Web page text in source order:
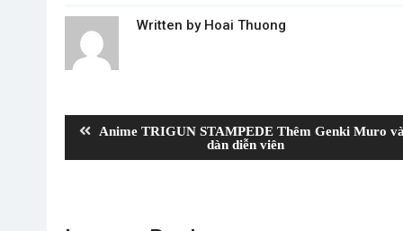
Written by Hoai Thuong
Previous
Anime TRIGUN STAMPEDE Thêm Genki Muro
dàn diễn viên